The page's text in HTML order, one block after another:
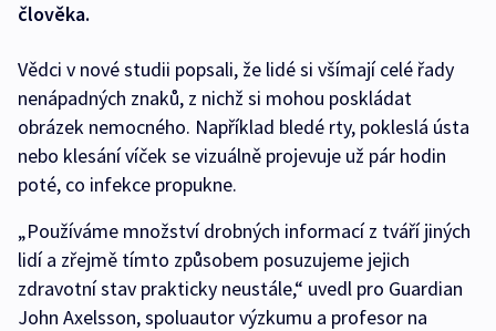
člověka.
Vědci v nové studii popsali, že lidé si všímají celé řady
nenápadných znaků, z nichž si mohou poskládat
obrázek nemocného. Například bledé rty, pokleslá ústa
nebo klesání víček se vizuálně projevuje už pár hodin
poté, co infekce propukne.
„Používáme množství drobných informací z tváří jiných
lidí a zřejmě tímto způsobem posuzujeme jejich
zdravotní stav prakticky neustále,“ uvedl pro Guardian
John Axelsson, spoluautor výzkumu a profesor na